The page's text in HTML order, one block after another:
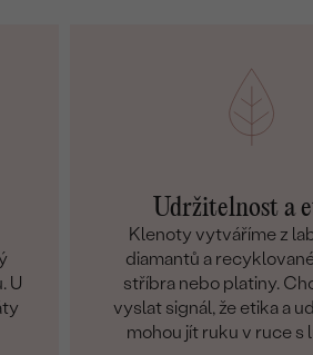
U
Udržitelnost a
Klenoty vytváříme z
diamantů a
stříbra nebo platiny.
vyslat signál, že etika a
mohou jít ruku v ruce s